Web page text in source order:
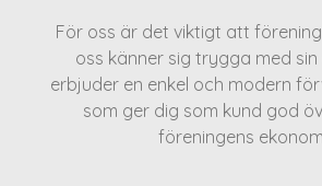
För oss är det viktigt att
oss känner sig trygga med sin
erbjuder en enkel och modern
som ger dig som kund god
föreningens